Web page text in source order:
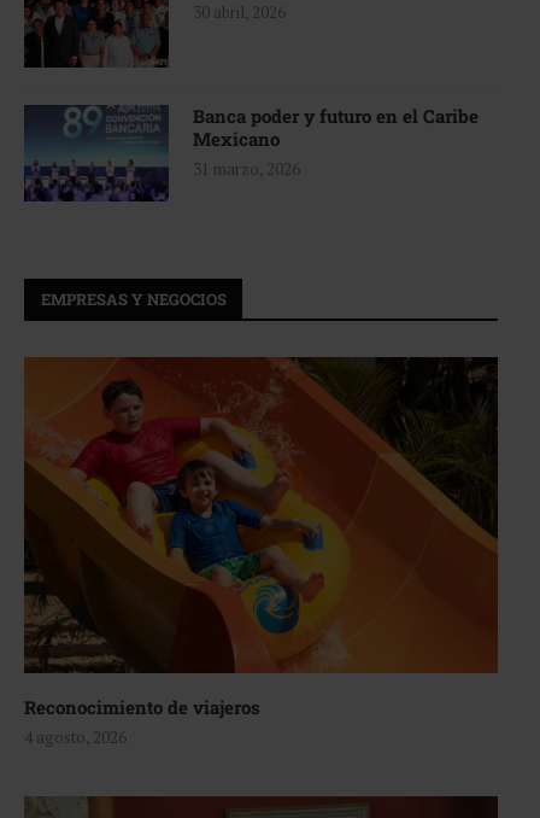
30 abril, 2026
Banca poder y futuro en el Caribe
Mexicano
31 marzo, 2026
EMPRESAS Y NEGOCIOS
Reconocimiento de viajeros
4 agosto, 2026